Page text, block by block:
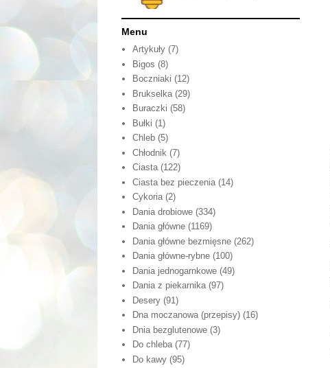
Menu
Artykuły (7)
Bigos (8)
Boczniaki (12)
Brukselka (29)
Buraczki (58)
Bułki (1)
Chleb (5)
Chłodnik (7)
Ciasta (122)
Ciasta bez pieczenia (14)
Cykoria (2)
Dania drobiowe (334)
Dania główne (1169)
Dania główne bezmięsne (262)
Dania główne-rybne (100)
Dania jednogarnkowe (49)
Dania z piekarnika (97)
Desery (91)
Dna moczanowa (przepisy) (16)
Dnia bezglutenowe (3)
Do chleba (77)
Do kawy (95)